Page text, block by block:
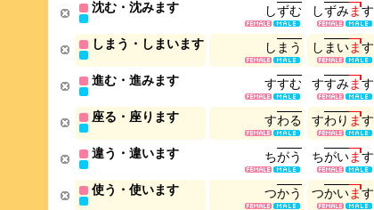
沈む・沈みます しずむ しずみます
しまう・しまいます し ま う し ま います
進む・進みます すすむ すすみます
座る・座ります すわる すわ り ます
違う・違います ちがう ちがいます
使う・使います つかう つかいます